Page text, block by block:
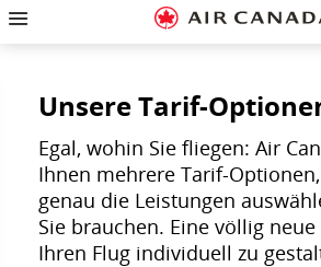
Zur
springen
Zur
springen
Zu
springen
Zum
springen
Zu
springen
Zur
springen
Zu
springen
Unsere Tarif-
Egal, wohin Sie fliegen: Air
Ihnen mehrere Tarif-
genau die Leistungen
Sie brauchen. Eine völlig
Ihren Flug individuell zu